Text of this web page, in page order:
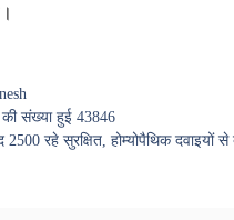
की संख्या हुई 43846
रहे सुरक्षित, होम्योपैथिक दवाइयों से